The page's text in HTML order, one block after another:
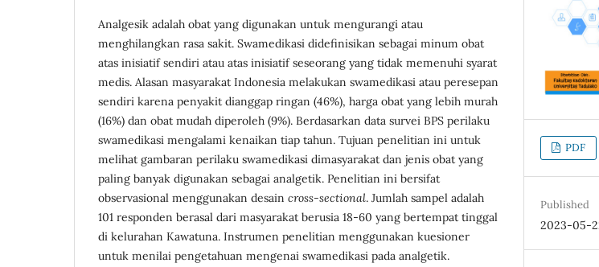
Analgesik adalah obat yang digunakan untuk mengurangi atau
menghilangkan rasa sakit. Swamedikasi didefinisikan sebagai minum obat
atas inisiatif sendiri atau atas inisiatif seseorang yang tidak memenuhi syarat
medis. Alasan masyarakat Indonesia melakukan swamedikasi atau peresepan
sendiri karena penyakit dianggap ringan (46%), harga obat yang lebih murah
(16%) dan obat mudah diperoleh (9%). Berdasarkan data survei BPS perilaku
swamedikasi mengalami kenaikan tiap tahun. Tujuan penelitian ini untuk
melihat gambaran perilaku swamedikasi dimasyarakat dan jenis obat yang
paling banyak digunakan sebagai analgetik. Penelitian ini bersifat
observasional menggunakan desain cross-sectional. Jumlah sampel adalah
101 responden berasal dari masyarakat berusia 18-60 yang bertempat tinggal
di kelurahan Kawatuna. Instrumen penelitian menggunakan kuesioner
untuk menilai pengetahuan mengenai swamedikasi pada analgetik.
PDF
Published
2023-05-